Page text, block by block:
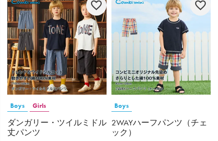
Boys Girls
ダンガリー・ツイルミドル
丈パンツ
Boys
2WAYハーフパンツ（チェ
ック）